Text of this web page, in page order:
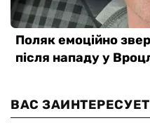
ВАС ЗАИНТЕРЕСУЕТ